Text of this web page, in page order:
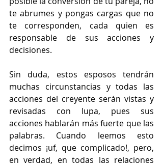
te abrumes y pongas cargas que no
te corresponden, cada quien es
responsable de sus acciones y
decisiones.
Sin duda, estos esposos tendrán
muchas circunstancias y todas las
acciones del creyente serán vistas y
revisadas con lupa, pues sus
acciones hablarán más fuerte que las
palabras. Cuando leemos esto
decimos ¡uf, que complicado!, pero,
en verdad, en todas las relaciones